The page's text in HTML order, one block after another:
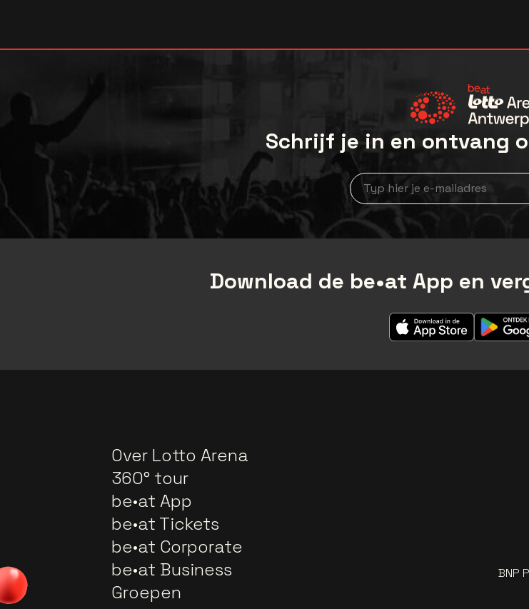
Schrijf je in en ontvang
Nieuwsbrief aanmelding
Download de be•at App en
Over Lotto Arena
360° tour
be•at App
be•at Tickets
be•at Corporate
be•at Business
Groepen
BNP